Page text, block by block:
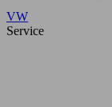
VW
Service